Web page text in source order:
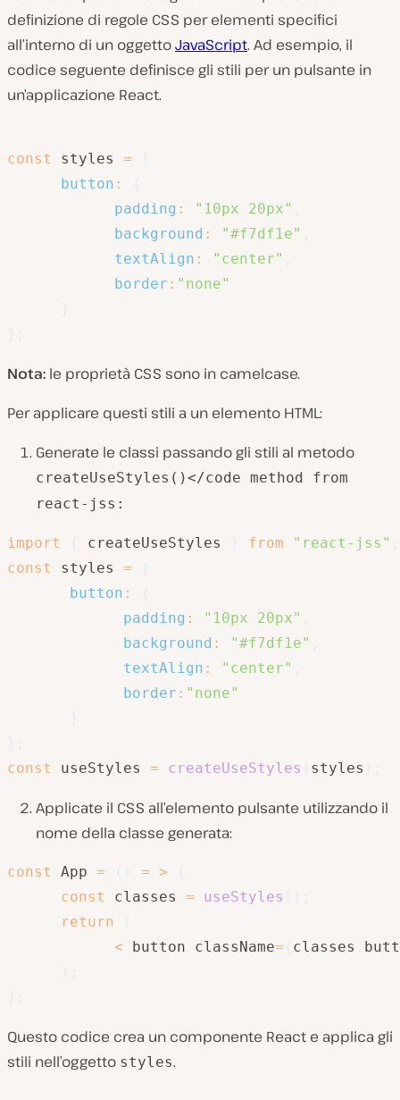
definizione di regole CSS per elementi specifici
all’interno di un oggettoJavaScript. Ad esempio, il
codice seguente definisce gli stili per un pulsante in
un’applicazione React.
const styles =
button :
padding : "10px 20px"
background : "#f7df1e"
textAlign : "center"
border : "none"
Nota: le proprietà CSS sono in camelcase.
Per applicare questi stili a un elemento HTML:
Generate le classi passando gli stili al metodo
createUseStyles()</code method from
react-jss :
import createUseStyles from "react-jss"
const
styles =
button :
padding : "10px 20px"
background : "#f7df1e"
textAlign : "center"
border : "none"
const
useStyles = createUseStyles styles
Applicate il CSS all’elemento pulsante utilizzando il
nome della classe generata:
const App = = >
const
classes = useStyles
return
< button className= classes
Questo codice crea un componente React e applica gli
stili nell’oggetto styles.